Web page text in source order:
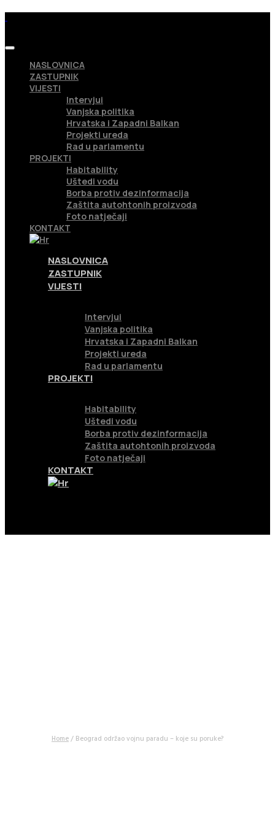
NASLOVNICA
ZASTUPNIK
VIJESTI
Intervjui
Vanjska politika
Hrvatska i Zapadni Balkan
Projekti ureda
Rad u parlamentu
PROJEKTI
Habitability
Uštedi vodu
Borba protiv dezinformacija
Zaštita autohtonih proizvoda
Foto natječaji
KONTAKT
NASLOVNICA
ZASTUPNIK
VIJESTI
Intervjui
Vanjska politika
Hrvatska i Zapadni Balkan
Projekti ureda
Rad u parlamentu
PROJEKTI
Habitability
Uštedi vodu
Borba protiv dezinformacija
Zaštita autohtonih proizvoda
Foto natječaji
KONTAKT
Home/ Beograd održao vojnu paradu – koje su poruke?